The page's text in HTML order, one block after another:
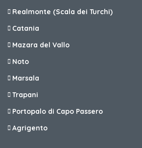
Realmonte (Scala dei Turchi)
Catania
Mazara del Vallo
Noto
Marsala
Trapani
Portopalo di Capo Passero
Agrigento